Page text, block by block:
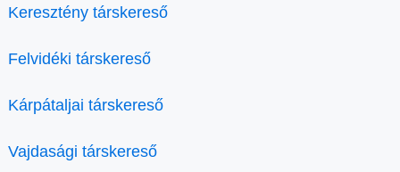
Keresztény társkereső
Felvidéki társkereső
Kárpátaljai társkereső
Vajdasági társkereső